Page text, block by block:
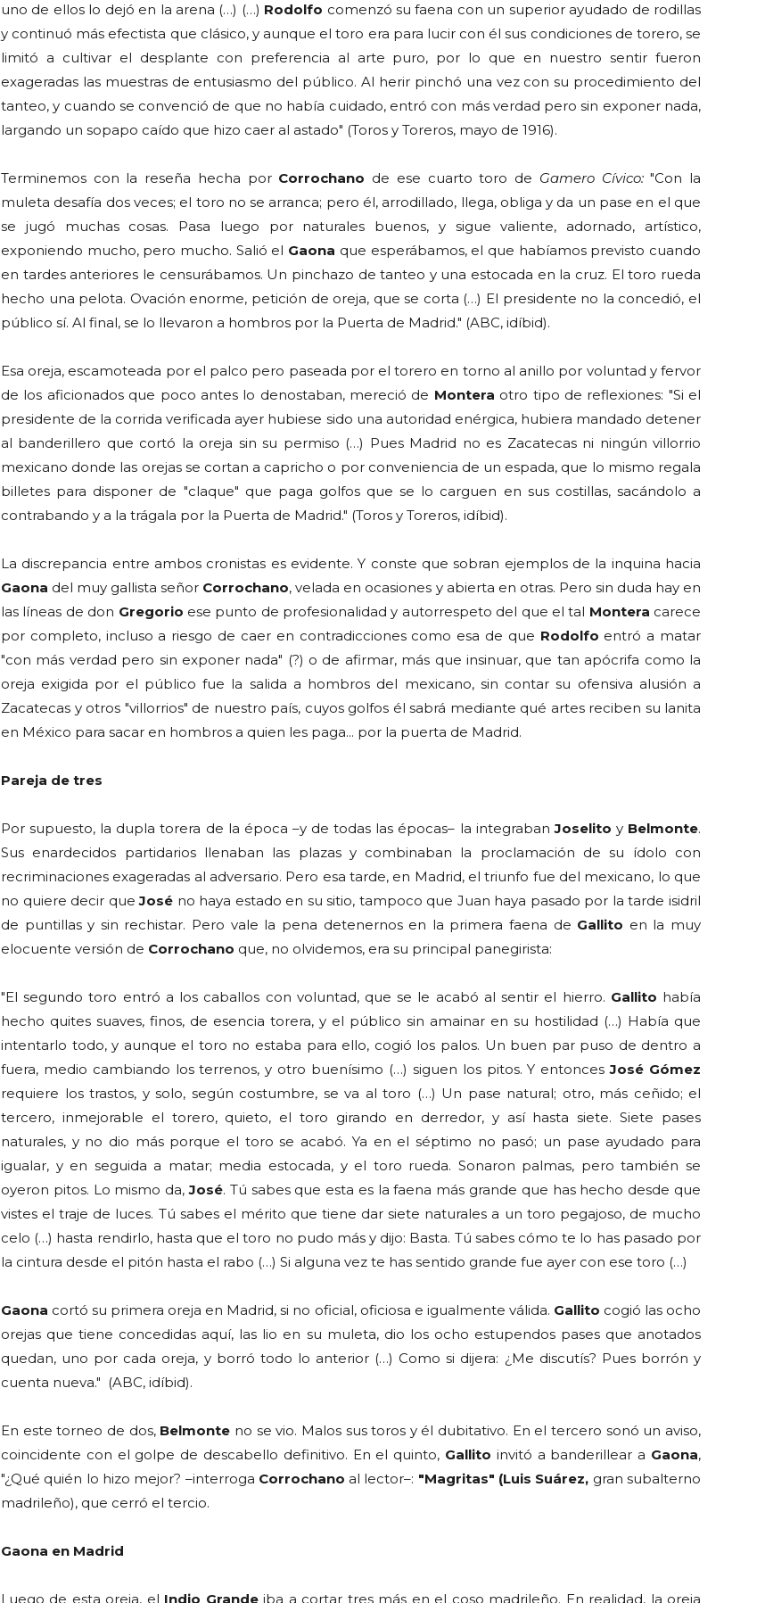
uno de ellos lo dejó en la arena (…) (…) Rodolfo comenzó su faena con un superior ayudado de rodillas
y continuó más efectista que clásico, y aunque el toro era para lucir con él sus condiciones de torero, se
limitó a cultivar el desplante con preferencia al arte puro, por lo que en nuestro sentir fueron
exageradas las muestras de entusiasmo del público. Al herir pinchó una vez con su procedimiento del
tanteo, y cuando se convenció de que no había cuidado, entró con más verdad pero sin exponer nada,
largando un sopapo caído que hizo caer al astado" (Toros y Toreros, mayo de 1916).
Terminemos con la reseña hecha por Corrochano de ese cuarto toro de Gamero Cívico:"Con la
muleta desafía dos veces; el toro no se arranca; pero él, arrodillado, llega, obliga y da un pase en el que
se jugó muchas cosas. Pasa luego por naturales buenos, y sigue valiente, adornado, artístico,
exponiendo mucho, pero mucho. Salió el Gaona que esperábamos, el que habíamos previsto cuando
en tardes anteriores le censurábamos. Un pinchazo de tanteo y una estocada en la cruz. El toro rueda
hecho una pelota. Ovación enorme, petición de oreja, que se corta (…) El presidente no la concedió, el
público sí. Al final, se lo llevaron a hombros por la Puerta de Madrid." (ABC, idíbid).
Esa oreja, escamoteada por el palco pero paseada por el torero en torno al anillo por voluntad y fervor
de los aficionados que poco antes lo denostaban, mereció de Montera otro tipo de reflexiones: "Si el
presidente de la corrida verificada ayer hubiese sido una autoridad enérgica, hubiera mandado detener
al banderillero que cortó la oreja sin su permiso (…) Pues Madrid no es Zacatecas ni ningún villorrio
mexicano donde las orejas se cortan a capricho o por conveniencia de un espada, que lo mismo regala
billetes para disponer de "claque" que paga golfos que se lo carguen en sus costillas, sacándolo a
contrabando y a la trágala por la Puerta de Madrid." (Toros y Toreros, idíbid).
La discrepancia entre ambos cronistas es evidente. Y conste que sobran ejemplos de la inquina hacia
Gaona del muy gallista señor Corrochano, velada en ocasiones y abierta en otras. Pero sin duda hay en
las líneas de don Gregorio ese punto de profesionalidad y autorrespeto del que el tal Montera carece
por completo, incluso a riesgo de caer en contradicciones como esa de que Rodolfo entró a matar
"con más verdad pero sin exponer nada" (?) o de afirmar, más que insinuar, que tan apócrifa como la
oreja exigida por el público fue la salida a hombros del mexicano, sin contar su ofensiva alusión a
Zacatecas y otros "villorrios" de nuestro país, cuyos golfos él sabrá mediante qué artes reciben su lanita
en México para sacar en hombros a quien les paga... por la puerta de Madrid.
Pareja de tres
Por supuesto, la dupla torera de la época –y de todas las épocas– la integrabanJoselito y Belmonte.
Sus enardecidos partidarios llenaban las plazas y combinaban la proclamación de su ídolo con
recriminaciones exageradas al adversario. Pero esa tarde, en Madrid, el triunfo fue del mexicano, lo que
no quiere decir queJosé no haya estado en su sitio, tampoco que Juan haya pasado por la tarde isidril
de puntillas y sin rechistar. Pero vale la pena detenernos en la primera faena de Gallito en la muy
elocuente versión de Corrochano que, no olvidemos, era su principal panegirista:
"El segundo toro entró a los caballos con voluntad, que se le acabó al sentir el hierro. Gallito había
hecho quites suaves, finos, de esencia torera, y el público sin amainar en su hostilidad (…) Había que
intentarlo todo, y aunque el toro no estaba para ello, cogió los palos. Un buen par puso de dentro a
fuera, medio cambiando los terrenos, y otro buenísimo (…) siguen los pitos. Y entoncesJosé Gómez
requiere los trastos, y solo, según costumbre, se va al toro (…) Un pase natural; otro, más ceñido; el
tercero, inmejorable el torero, quieto, el toro girando en derredor, y así hasta siete. Siete pases
naturales, y no dio más porque el toro se acabó. Ya en el séptimo no pasó; un pase ayudado para
igualar, y en seguida a matar; media estocada, y el toro rueda. Sonaron palmas, pero también se
oyeron pitos. Lo mismo da,José. Tú sabes que esta es la faena más grande que has hecho desde que
vistes el traje de luces. Tú sabes el mérito que tiene dar siete naturales a un toro pegajoso, de mucho
celo (…) hasta rendirlo, hasta que el toro no pudo más y dijo: Basta. Tú sabes cómo te lo has pasado por
la cintura desde el pitón hasta el rabo (…) Si alguna vez te has sentido grande fue ayer con ese toro (…)
Gaona cortó su primera oreja en Madrid, si no oficial, oficiosa e igualmente válida. Gallito cogió las ocho
orejas que tiene concedidas aquí, las lio en su muleta, dio los ocho estupendos pases que anotados
quedan, uno por cada oreja, y borró todo lo anterior (…) Como si dijera: ¿Me discutís? Pues borrón y
cuenta nueva." (ABC, idíbid).
En este torneo de dos, Belmonte no se vio. Malos sus toros y él dubitativo. En el tercero sonó un aviso,
coincidente con el golpe de descabello definitivo. En el quinto, Gallito invitó a banderillear a Gaona,
"¿Qué quién lo hizo mejor? –interroga Corrochano al lector–: "Magritas" (Luis Suárez, gran subalterno
madrileño), que cerró el tercio.
Gaona en Madrid
Luego de esta oreja, el Indio Grandeiba a cortar tres más en el coso madrileño. En realidad, la oreja